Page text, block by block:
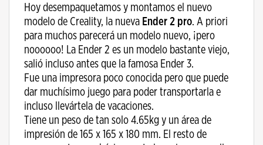
Hoy desempaquetamos y montamos el nuevo
modelo de Creality, la nueva Ender 2 pro. A priori
para muchos parecerá un modelo nuevo, ¡pero
noooooo! La Ender 2 es un modelo bastante viejo,
salió incluso antes que la famosa Ender 3.
Fue una impresora poco conocida pero que puede
dar muchísimo juego para poder transportarla e
incluso llevártela de vacaciones.
Tiene un peso de tan solo 4.65kg y un área de
impresión de 165 x 165 x 180 mm. El resto de